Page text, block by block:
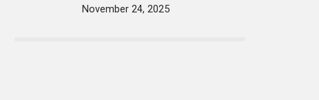
November 24, 2025